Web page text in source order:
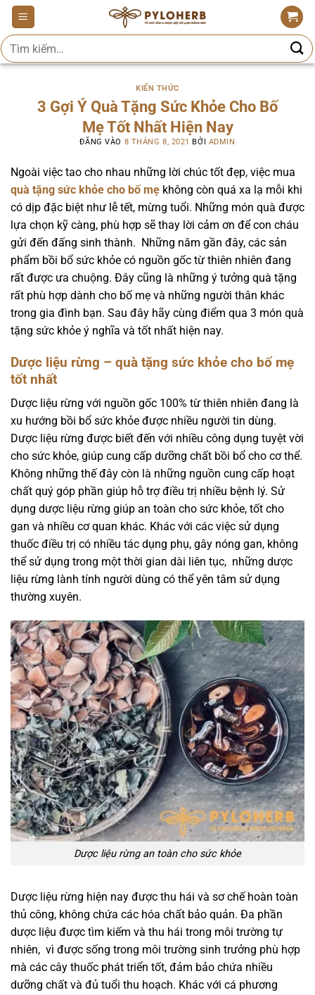
Bỏ
qua
nội
dung
Tìm
kiếm:
KIẾN THỨC
3 Gợi Ý Quà Tặng Sức Khỏe Cho Bố
Mẹ Tốt Nhất Hiện Nay
ĐĂNG VÀO 8 THÁNG 8, 2021 BỞI ADMIN
Ngoài việc tao cho nhau những lời chúc tốt đẹp, việc mua
quà tặng sức khỏe cho bố mẹ không còn quá xa lạ mỗi khi
có dịp đặc biệt như lễ tết, mừng tuổi. Những món quà được
lựa chọn kỹ càng, phù hợp sẽ thay lời cảm ơn để con cháu
gửi đến đấng sinh thành. Những năm gần đây, các sản
phẩm bồi bổ sức khỏe có nguồn gốc từ thiên nhiên đang
rất được ưa chuộng. Đây cũng là những ý tưởng quà tặng
rất phù hợp dành cho bố mẹ và những người thân khác
trong gia đình bạn. Sau đây hãy cùng điểm qua 3 món quà
tặng sức khỏe ý nghĩa và tốt nhất hiện nay.
Dược liệu rừng – quà tặng sức khỏe cho bố mẹ
tốt nhất
Dược liệu rừng với nguồn gốc 100% từ thiên nhiên đang là
xu hướng bồi bổ sức khỏe được nhiều người tin dùng.
Dược liệu rừng được biết đến với nhiều công dụng tuyệt vời
cho sức khỏe, giúp cung cấp dưỡng chất bồi bổ cho cơ thể.
Không những thế đây còn là những nguồn cung cấp hoạt
chất quý góp phần giúp hỗ trợ điều trị nhiều bệnh lý. Sử
dụng dược liệu rừng giúp an toàn cho sức khỏe, tốt cho
gan và nhiều cơ quan khác. Khác với các việc sử dụng
thuốc điều trị có nhiều tác dụng phụ, gây nóng gan, không
thể sử dụng trong một thời gian dài liên tục, những dược
liệu rừng lành tính người dùng có thể yên tâm sử dụng
thường xuyên.
Dược liệu rừng an toàn cho sức khỏe
Dược liệu rừng hiện nay được thu hái và sơ chế hoàn toàn
thủ công, không chứa các hóa chất bảo quản. Đa phần
dược liệu được tìm kiếm và thu hái trong môi trường tự
nhiên, vì được sống trong môi trường sinh trưởng phù hợp
mà các cây thuốc phát triển tốt, đảm bảo chứa nhiều
dưỡng chất và đủ tuổi thu hoạch. Khác với cá phương